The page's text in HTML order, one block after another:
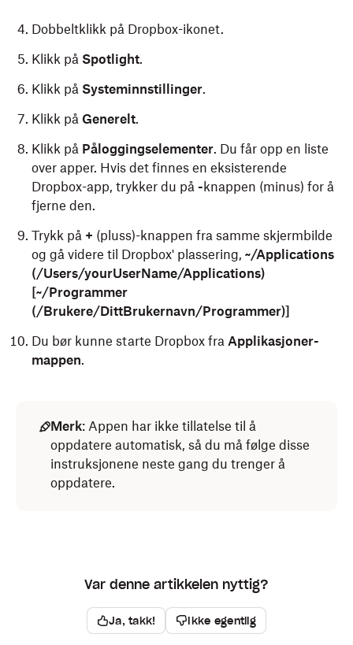
Dobbeltklikk på Dropbox-ikonet.
Klikk på Spotlight.
Klikk på Systeminnstillinger.
Klikk på Generelt.
Klikk på Påloggingselementer. Du får opp en liste
over apper. Hvis det finnes en eksisterende
Dropbox-app, trykker du på - knappen (minus) for å
fjerne den.
Trykk på + (pluss)-knappen fra samme skjermbilde
og gå videre til Dropbox' plassering, ~/Applications
(/Users/yourUserName/Applications)
[~/Programmer
(/Brukere/DittBrukernavn/Programmer)]
Du bør kunne starte Dropbox fra Applikasjoner-
mappen.
Merk: Appen har ikke tillatelse til å
oppdatere automatisk, så du må følge disse
instruksjonene neste gang du trenger å
oppdatere.
Var denne artikkelen nyttig?
Ja, takk! Ikke egentlig